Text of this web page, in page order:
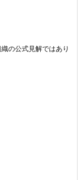
の公式見解ではあり